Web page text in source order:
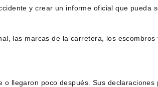
y crear un informe oficial que pueda
las marcas de la carretera, los
llegaron poco después. Sus